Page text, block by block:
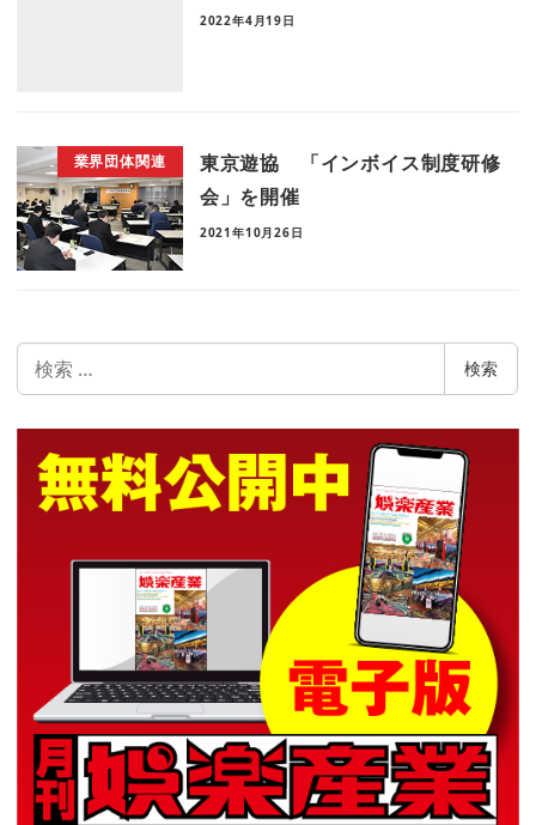
2022年4月19日
業界団体関連
東京遊協 「インボイス制度研修
会」を開催
2021年10月26日
索
検索